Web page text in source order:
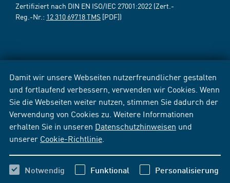
Damit wir unsere Webseiten nutzerfreundlicher gestalten
und fortlaufend verbessern, verwenden wir Cookies. Wenn
Sie die Webseiten weiter nutzen, stimmen Sie dadurch der
Verwendung von Cookies zu. Weitere Informationen
erhalten Sie in unseren Datenschutzhinweisen und
unserer Cookie-Richtlinie
Notwendig Funktional Personalisierung
Zertifiziert nach DIN EN ISO/IEC 27001:2022 (Zert.-
Reg.-Nr.: 12 310 69718 TMS [PDF])